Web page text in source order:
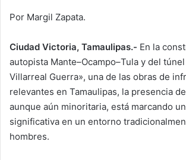
Por Margil Zapata.
Ciudad Victoria, Tamaulipas.- En la
autopista Mante–Ocampo–Tula y del
Villarreal Guerra», una de las obras de
relevantes en Tamaulipas, la presencia
aunque aún minoritaria, está marcando
significativa en un entorno
hombres.